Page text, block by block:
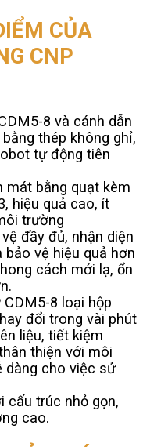
CỦA
CNP
8 và cánh dẫn
thép không ghỉ,
tự động tiên
mát bằng quạt kèm
hiệu quả cao, ít
trường
đầy đủ, nhận diện
vệ hiệu quả hơn
cách mới lạ, ổn
8 loại hộp
đổi trong vài phút
liệu, tiết kiệm
thiện với môi
dàng cho việc sử
cấu trúc nhỏ gọn,
cao.